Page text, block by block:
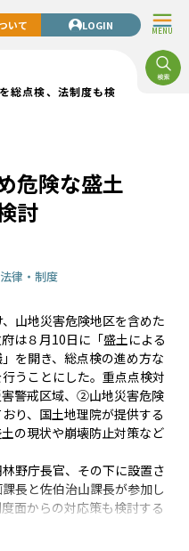
MENU
いて LOGIN
総点検、法制度も検
危険な盛土
討
法律・制度
、山地災害危険地区を含めた
は８月10日に「盛土による
を開き、総点検の進め方な
うことにした。重点点検対
警戒区域、②山地災害危険
り、国土地理院が提供する
の現状や崩壊防止対策など
野庁長官、その下に設置さ
長と佐伯治山課長が参加し
面からの対応策も検討する